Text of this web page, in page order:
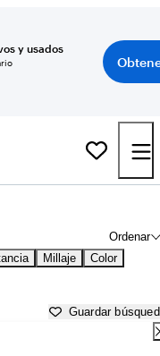
y usados
Ordenar
Millaje Color
Guardar